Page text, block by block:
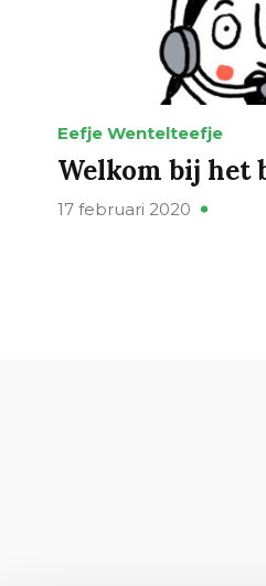
Eefje Wentelteefje
Welkom bij het
17 februari 2020